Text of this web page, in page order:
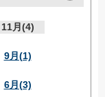
11月(4)
9月(1)
6月(3)